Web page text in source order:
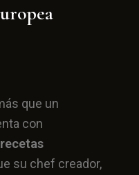
que un
con
su chef creador,